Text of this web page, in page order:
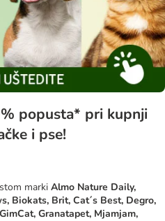
popusta* pri kupnji
i pse!
marki Almo Nature Daily,
Biokats, Brit, Cat´s Best, Degro,
Granatapet, Mjamjam,